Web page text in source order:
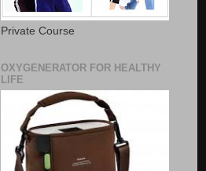
Private Course
OXYGENERATOR FOR HEALTHY
LIFE